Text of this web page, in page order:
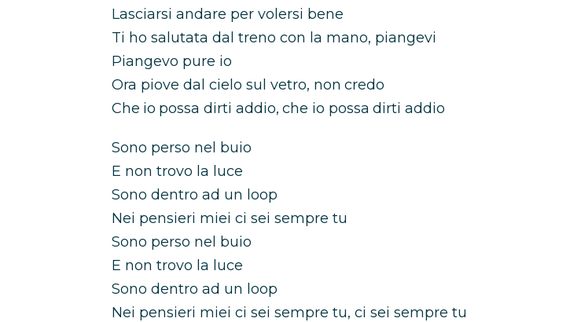
Lasciarsi andare per volersi bene
Ti ho salutata dal treno con la mano, piangevi
Piangevo pure io
Ora piove dal cielo sul vetro, non credo
Che io possa dirti addio, che io possa dirti addio
Sono perso nel buio
E non trovo la luce
Sono dentro ad un loop
Nei pensieri miei ci sei sempre tu
Sono perso nel buio
E non trovo la luce
Sono dentro ad un loop
Nei pensieri miei ci sei sempre tu, ci sei sеmpre tu